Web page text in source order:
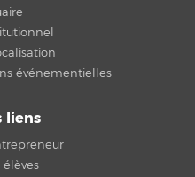
événementielles
liens